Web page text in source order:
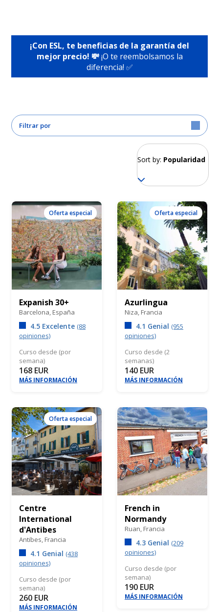
¡Con ESL, te beneficias de la garantía del
mejor precio! 💸¡O te reembolsamos la
diferencia! ✅
Filtrar por
Sort by: Popularidad
Oferta especial
Expanish 30+
Barcelona, España
4.5 Excelente (88
opiniones)
Curso desde (por
semana)
168 EUR
MÁS INFORMACIÓN
Oferta especial
Azurlingua
Niza, Francia
4.1 Genial (955
opiniones)
Curso desde (2
semanas)
140 EUR
MÁS INFORMACIÓN
Oferta especial
Centre
International
d'Antibes
Antibes, Francia
4.1 Genial (438
opiniones)
Curso desde (por
semana)
260 EUR
MÁS INFORMACIÓN
French in
Normandy
Ruan, Francia
4.3 Genial (209
opiniones)
Curso desde (por
semana)
190 EUR
MÁS INFORMACIÓN